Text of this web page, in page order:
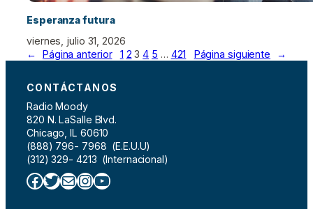
Esperanza futura
viernes, julio 31, 2026
←
Página anterior 1 2 3 4 5 … 421 Página siguiente →
CONTÁCTANOS
Radio Moody
820 N. LaSalle Blvd.
Chicago, IL 60610
(888) 796- 7968 (E.E.U.U)
(312) 329- 4213 (Internacional)
Facebook Twitter Correo electrónico InstagramYouTube